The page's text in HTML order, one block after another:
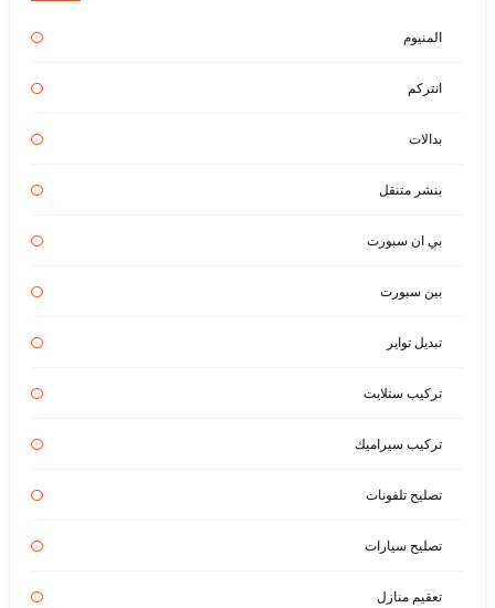
المنيوم
انتركم
بدالات
بنشر متنقل
بي ان سبورت
بين سبورت
تبديل تواير
تركيب ستلايت
تركيب سيراميك
تصليح تلفونات
تصليح سيارات
تعقيم منازل